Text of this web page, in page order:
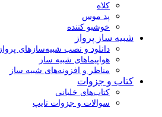
کلاه
پد موس
خوشبو کننده
شبیه ساز پرواز
دانلود و نصب شبیه‌سازهای پرواز
هواپیماهای شبیه ساز
مناظر و افزونه‌های شبیه ساز
کتاب و جزوات
کتاب‌های خلبانی
سوالات و جزوات تایپ